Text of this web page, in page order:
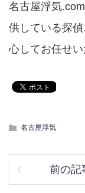
名古屋浮気
供している探
心してお任せい
名古屋浮気
前の記